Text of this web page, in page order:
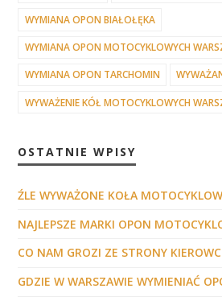
WYMIANA OPON BIAŁOŁĘKA
WYMIANA OPON MOTOCYKLOWYCH
WYMIANA OPON TARCHOMIN
WYWAŻENIE KÓŁ MOTOCYKLOWYCH
OSTATNIE WPISY
ŹLE WYWAŻONE KOŁA
NAJLEPSZE MARKI OPON
CO NAM GROZI ZE STRONY
GDZIE W WARSZAWIE WYMIENIAĆ